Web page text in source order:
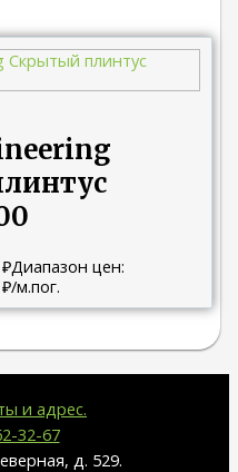
₽Диапазон цен:
/м.пог.
и адрес.
32-67
д. 529.